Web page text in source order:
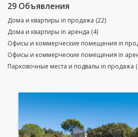
29 Объявления
Дома и квартиры in продажа (22)
Дома и квартиры in аренда (4)
Офисы и коммерческие помещения in
Офисы и коммерческие помещения in
Парковочные места и подвалы in продажа